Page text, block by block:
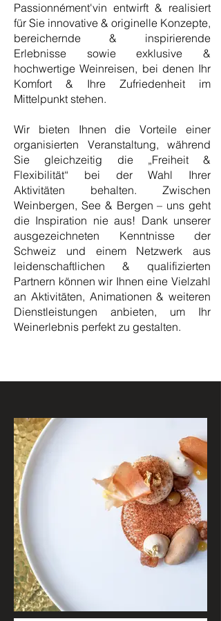
Passionnément'vin entwirft & realisiert
für Sie innovative & originelle Konzepte,
bereichernde & inspirierende
Erlebnisse sowie exklusive &
hochwertige Weinreisen, bei denen Ihr
Komfort & Ihre Zufriedenheit im
Mittelpunkt stehen.
Wir bieten Ihnen die Vorteile einer
organisierten Veranstaltung, während
Sie gleichzeitig die „Freiheit &
Flexibilität“ bei der Wahl Ihrer
Aktivitäten behalten. Zwischen
Weinbergen, See & Bergen – uns geht
die Inspiration nie aus! Dank unserer
ausgezeichneten Kenntnisse der
Schweiz und einem Netzwerk aus
leidenschaftlichen & qualifizierten
Partnern können wir Ihnen eine Vielzahl
an Aktivitäten, Animationen & weiteren
Dienstleistungen anbieten, um Ihr
Weinerlebnis perfekt zu gestalten.